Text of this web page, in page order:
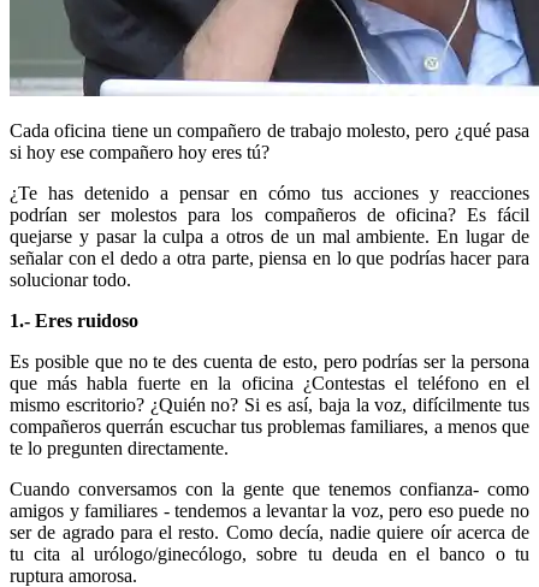
Cada oficina tiene un compañero de trabajo molesto, pero ¿qué pasa
si hoy ese compañero hoy eres tú?
¿Te has detenido a pensar en cómo tus acciones y reacciones
podrían ser molestos para los compañeros de oficina? Es fácil
quejarse y pasar la culpa a otros de un mal ambiente. En lugar de
señalar con el dedo a otra parte, piensa en lo que podrías hacer para
solucionar todo.
1.- Eres ruidoso
Es posible que no te des cuenta de esto, pero podrías ser la persona
que más habla fuerte en la oficina ¿Contestas el teléfono en el
mismo escritorio? ¿Quién no? Si es así, baja la voz, difícilmente tus
compañeros querrán escuchar tus problemas familiares, a menos que
te lo pregunten directamente.
Cuando conversamos con la gente que tenemos confianza- como
amigos y familiares - tendemos a levantar la voz, pero eso puede no
ser de agrado para el resto. Como decía, nadie quiere oír acerca de
tu cita al urólogo/ginecólogo, sobre tu deuda en el banco o tu
ruptura amorosa.